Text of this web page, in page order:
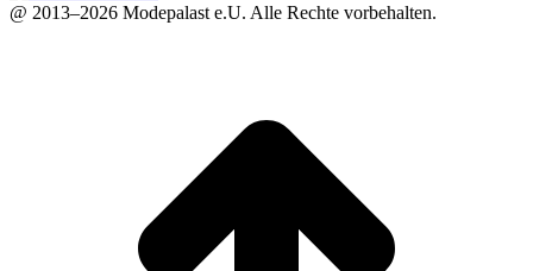
@ 2013–2026 Modepalast e.U. Alle Rechte vorbehalten.